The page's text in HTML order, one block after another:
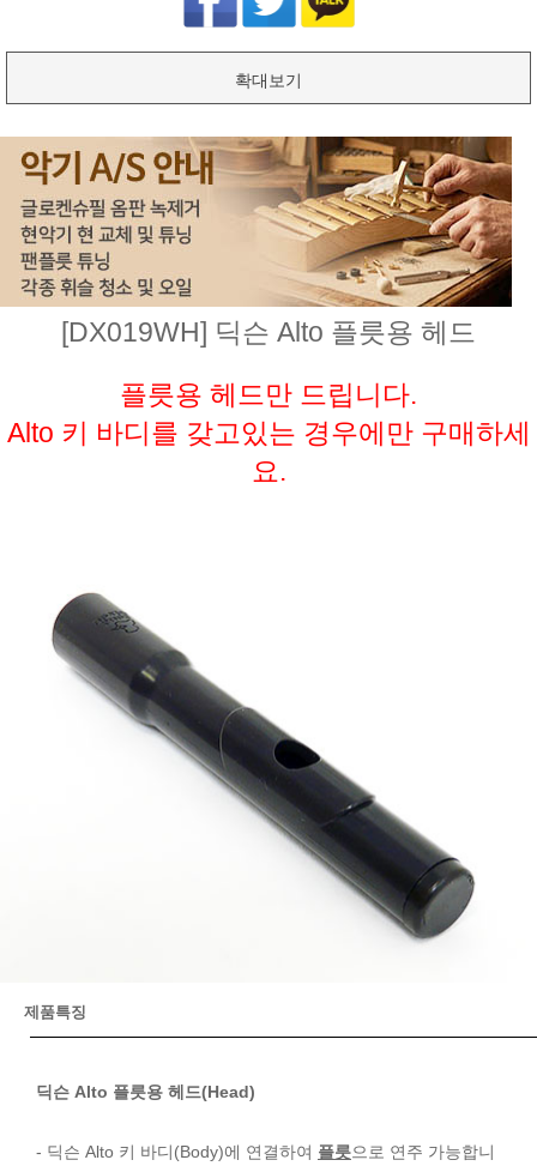
확대보기
[DX019WH] 딕슨 Alto 플릇용 헤드
플릇용 헤드만 드립니다.
Alto 키 바디를 갖고있는 경우에만 구매하세
요.
제품특징
딕슨 Alto 플릇용 헤드(Head)
- 딕슨 Alto 키 바디(Body)에 연결하여 플릇으로 연주 가능합니